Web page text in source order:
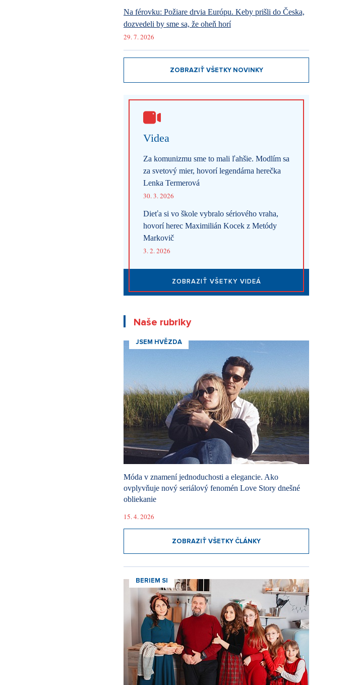
Na férovku: Požiare drvia Európu. Keby prišli do Česka,
dozvedeli by sme sa, že oheň horí
29. 7. 2026
ZOBRAZIŤ VŠETKY NOVINKY
Videa
Za komunizmu sme to mali ľahšie. Modlím sa
za svetový mier, hovorí legendárna herečka
Lenka Termerová
30. 3. 2026
Dieťa si vo škole vybralo sériového vraha,
hovorí herec Maximilián Kocek z Metódy
Markovič
3. 2. 2026
ZOBRAZIŤ VŠETKY VIDEÁ
Naše rubriky
JSEM HVĚZDA
Móda v znamení jednoduchosti a elegancie. Ako
ovplyvňuje nový seriálový fenomén Love Story dnešné
obliekanie
15. 4. 2026
ZOBRAZIŤ VŠETKY ČLÁNKY
BERIEM SI